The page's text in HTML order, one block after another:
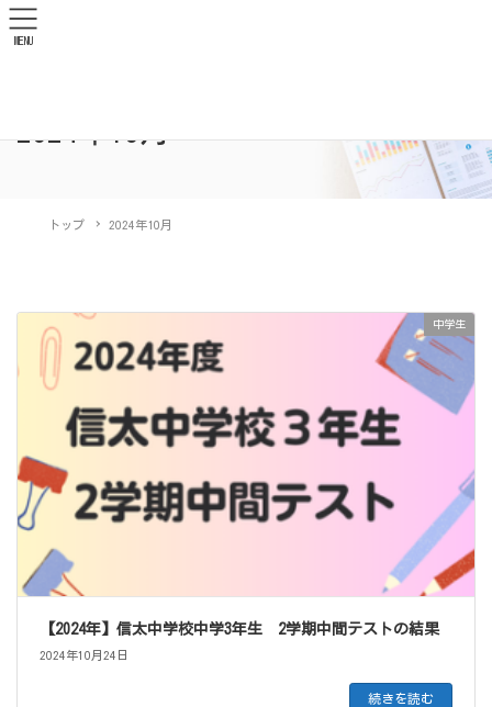
トップ 2024年10月
中学生
【2024年】信太中学校中学3年生 2学期中間テストの結果
2024年10月24日
続きを読む
MENU